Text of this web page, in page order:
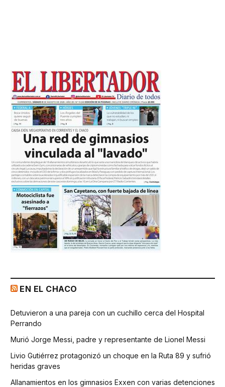
EN EL CHACO
Detuvieron a una pareja con un cuchillo cerca del Hospital
Perrando
Murió Jorge Messi, padre y representante de Lionel Messi
Livio Gutiérrez protagonizó un choque en la Ruta 89 y sufrió
heridas graves
Allanamientos en los gimnasios Exxen con varias detenciones